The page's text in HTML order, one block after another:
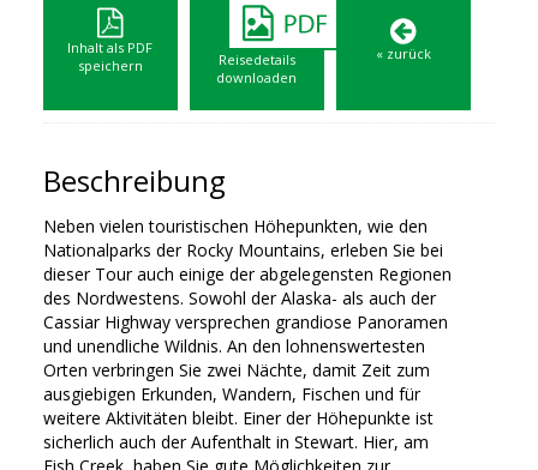
Inhalt als PDF
speichern
Reisedetails
downloaden
« zurück
Beschreibung
Neben vielen touristischen Höhepunkten, wie den
Nationalparks der Rocky Mountains, erleben Sie bei
dieser Tour auch einige der abgelegensten Regionen
des Nordwestens. Sowohl der Alaska- als auch der
Cassiar Highway versprechen grandiose Panoramen
und unendliche Wildnis. An den lohnenswertesten
Orten verbringen Sie zwei Nächte, damit Zeit zum
ausgiebigen Erkunden, Wandern, Fischen und für
weitere Aktivitäten bleibt. Einer der Höhepunkte ist
sicherlich auch der Aufenthalt in Stewart. Hier, am